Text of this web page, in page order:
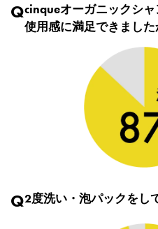
Qcinqueオーガニックシ
使用感に満足できました
Q2度洗い・泡パックをし